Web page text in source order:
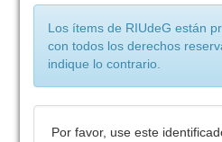
Los ítems de RIUdeG están
con todos los derechos
indique lo contrario.
Por favor, use este